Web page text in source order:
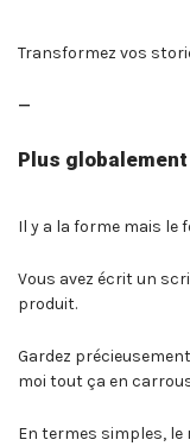
Transformez vos
—
Plus
Il y a la forme mais le
Vous avez écrit un
produit.
Gardez
moi tout ça en
En termes simples, le